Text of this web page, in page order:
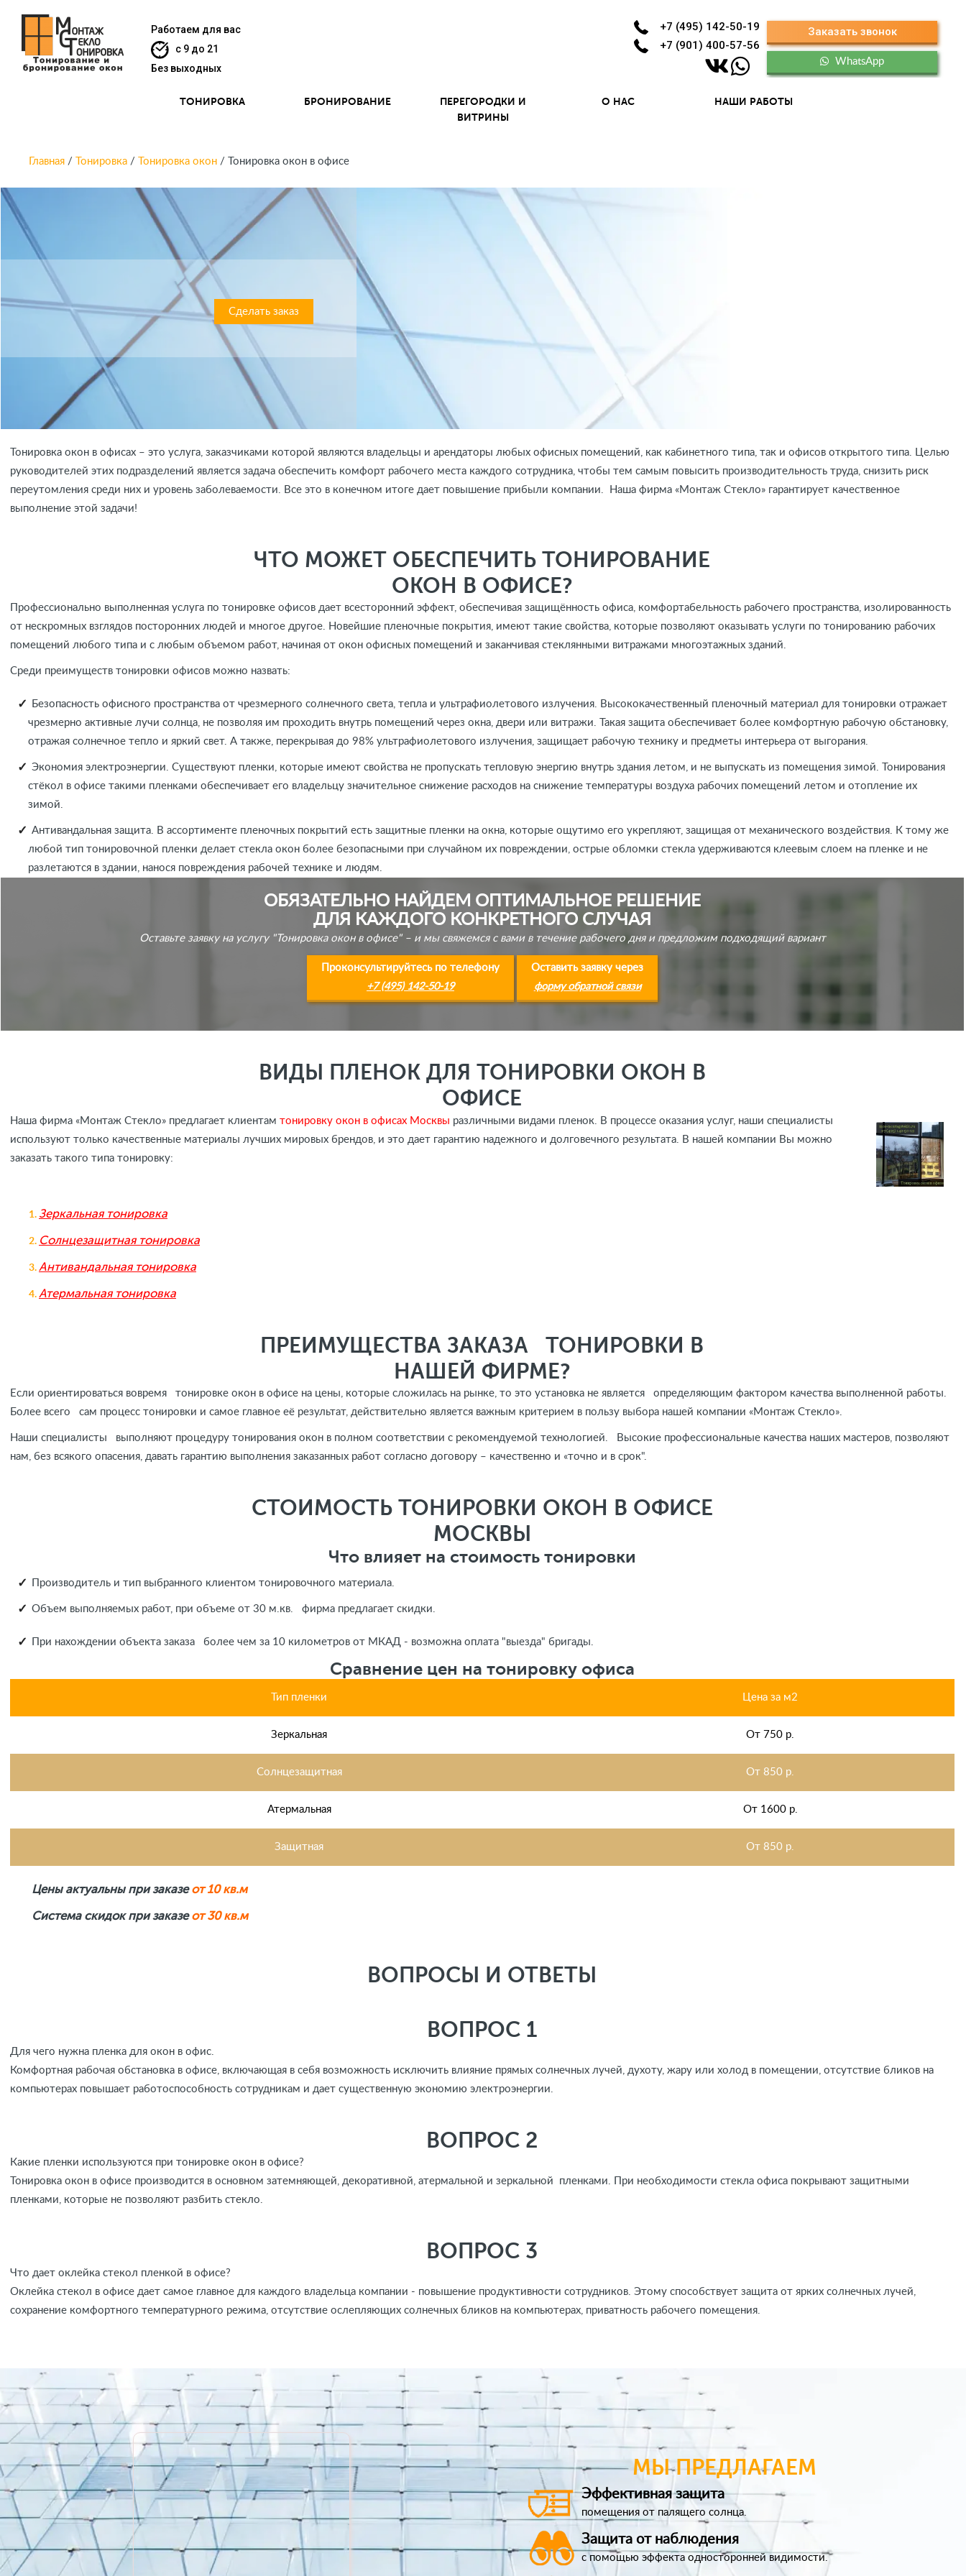
Работаем для вас
c 9 до 21
Без выходных
+7 (495) 142-50-19
+7 (901) 400-57-56
Заказать звонок
WhatsApp
ТОНИРОВКА БРОНИРОВАНИЕ
ПЕРЕГОРОДКИ И
ВИТРИНЫ
О НАС НАШИ РАБОТЫ
Главная / Тонировка / Тонировка окон / Тонировка окон в офисе
Сделать заказ
Тонировка окон в офисах – это услуга, заказчиками которой являются владельцы и арендаторы любых офисных помещений, как кабинетного типа, так и офисов открытого типа. Целью
руководителей этих подразделений является задача обеспечить комфорт рабочего места каждого сотрудника, чтобы тем самым повысить производительность труда, снизить риск
переутомления среди них и уровень заболеваемости. Все это в конечном итоге дает повышение прибыли компании. Наша фирма «Монтаж Стекло» гарантирует качественное
выполнение этой задачи!
ЧТО МОЖЕТ ОБЕСПЕЧИТЬ ТОНИРОВАНИЕ
ОКОН В ОФИСЕ?
Профессионально выполненная услуга по тонировке офисов дает всесторонний эффект, обеспечивая защищённость офиса, комфортабельность рабочего пространства, изолированность
от нескромных взглядов посторонних людей и многое другое. Новейшие пленочные покрытия, имеют такие свойства, которые позволяют оказывать услуги по тонированию рабочих
помещений любого типа и с любым объемом работ, начиная от окон офисных помещений и заканчивая стеклянными витражами многоэтажных зданий.
Среди преимуществ тонировки офисов можно назвать:
Безопасность офисного пространства от чрезмерного солнечного света, тепла и ультрафиолетового излучения. Высококачественный пленочный материал для тонировки отражает
чрезмерно активные лучи солнца, не позволяя им проходить внутрь помещений через окна, двери или витражи. Такая защита обеспечивает более комфортную рабочую обстановку,
отражая солнечное тепло и яркий свет. А также, перекрывая до 98% ультрафиолетового излучения, защищает рабочую технику и предметы интерьера от выгорания.
Экономия электроэнергии. Существуют пленки, которые имеют свойства не пропускать тепловую энергию внутрь здания летом, и не выпускать из помещения зимой. Тонирования
стёкол в офисе такими пленками обеспечивает его владельцу значительное снижение расходов на снижение температуры воздуха рабочих помещений летом и отопление их
зимой.
Антивандальная защита. В ассортименте пленочных покрытий есть защитные пленки на окна, которые ощутимо его укрепляют, защищая от механического воздействия. К тому же
любой тип тонировочной пленки делает стекла окон более безопасными при случайном их повреждении, острые обломки стекла удерживаются клеевым слоем на пленке и не
разлетаются в здании, нанося повреждения рабочей технике и людям.
ОБЯЗАТЕЛЬНО НАЙДЕМ ОПТИМАЛЬНОЕ РЕШЕНИЕ
ДЛЯ КАЖДОГО КОНКРЕТНОГО СЛУЧАЯ
Оставьте заявку на услугу "Тонировка окон в офисе" – и мы свяжемся с вами в течение рабочего дня и предложим подходящий вариант
Проконсультируйтесь по телефону
+7 (495) 142-50-19
Оставить заявку через
форму обратной связи
ВИДЫ ПЛЕНОК ДЛЯ ТОНИРОВКИ ОКОН В
ОФИСЕ
Наша фирма «Монтаж Стекло» предлагает клиентам тонировку окон в офисах Москвы различными видами пленок. В процессе оказания услуг, наши специалисты
используют только качественные материалы лучших мировых брендов, и это дает гарантию надежного и долговечного результата. В нашей компании Вы можно
заказать такого типа тонировку:
Зеркальная тонировка
Солнцезащитная тонировка
Антивандальная тонировка
Атермальная тонировка
ПРЕИМУЩЕСТВА ЗАКАЗА ТОНИРОВКИ В
НАШЕЙ ФИРМЕ?
Если ориентироваться вовремя тонировке окон в офисе на цены, которые сложилась на рынке, то это установка не является определяющим фактором качества выполненной работы.
Более всего сам процесс тонировки и самое главное её результат, действительно является важным критерием в пользу выбора нашей компании «Монтаж Стекло».
Наши специалисты выполняют процедуру тонирования окон в полном соответствии с рекомендуемой технологией. Высокие профессиональные качества наших мастеров, позволяют
нам, без всякого опасения, давать гарантию выполнения заказанных работ согласно договору – качественно и «точно и в срок".
СТОИМОСТЬ ТОНИРОВКИ ОКОН В ОФИСЕ
МОСКВЫ
Что влияет на стоимость тонировки
Производитель и тип выбранного клиентом тонировочного материала.
Объем выполняемых работ, при объеме от 30 м.кв. фирма предлагает скидки.
При нахождении объекта заказа более чем за 10 километров от МКАД - возможна оплата "выезда" бригады.
Сравнение цен на тонировку офиса
Тип пленки Цена за м2
Зеркальная От 750 р.
Солнцезащитная От 850 р.
Атермальная От 1600 р.
Защитная От 850 р.
Цены актуальны при заказеот 10 кв.м
Система скидок при заказеот 30 кв.м
ВОПРОСЫ И ОТВЕТЫ
ВОПРОС 1
Для чего нужна пленка для окон в офис.
Комфортная рабочая обстановка в офисе, включающая в себя возможность исключить влияние прямых солнечных лучей, духоту, жару или холод в помещении, отсутствие бликов на
компьютерах повышает работоспособность сотрудникам и дает существенную экономию электроэнергии.
ВОПРОС 2
Какие пленки используются при тонировке окон в офисе?
Тонировка окон в офисе производится в основном затемняющей, декоративной, атермальной и зеркальной пленками. При необходимости стекла офиса покрывают защитными
пленками, которые не позволяют разбить стекло.
ВОПРОС 3
Что дает оклейка стекол пленкой в офисе?
Оклейка стекол в офисе дает самое главное для каждого владельца компании - повышение продуктивности сотрудников. Этому способствует защита от ярких солнечных лучей,
сохранение комфортного температурного режима, отсутствие ослепляющих солнечных бликов на компьютерах, приватность рабочего помещения.
МЫ ПРЕДЛАГАЕМ
Эффективная защита
помещения от палящего солнца.
Защита от наблюдения
с помощью эффекта односторонней видимости.